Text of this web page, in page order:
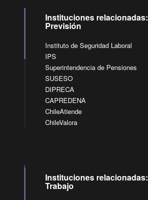
Instituciones relacionadas:
Previsión
Instituto de Seguridad Laboral
IPS
Superintendencia de Pensiones
SUSESO
DIPRECA
CAPREDENA
ChileAtiende
ChileValora
Instituciones relacionadas:
Trabajo